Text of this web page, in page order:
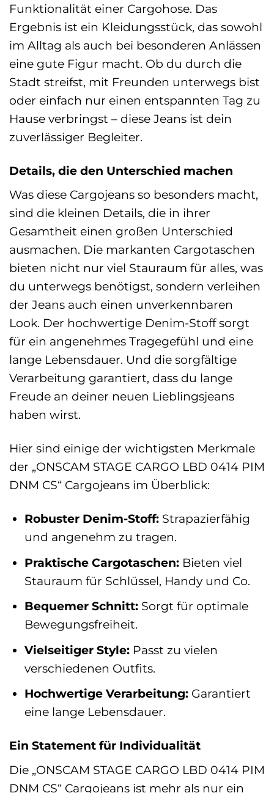
Funktionalität einer Cargohose. Das
Ergebnis ist ein Kleidungsstück, das sowohl
im Alltag als auch bei besonderen Anlässen
eine gute Figur macht. Ob du durch die
Stadt streifst, mit Freunden unterwegs bist
oder einfach nur einen entspannten Tag zu
Hause verbringst – diese Jeans ist dein
zuverlässiger Begleiter.
Details, die den Unterschied machen
Was diese Cargojeans so besonders macht,
sind die kleinen Details, die in ihrer
Gesamtheit einen großen Unterschied
ausmachen. Die markanten Cargotaschen
bieten nicht nur viel Stauraum für alles, was
du unterwegs benötigst, sondern verleihen
der Jeans auch einen unverkennbaren
Look. Der hochwertige Denim-Stoff sorgt
für ein angenehmes Tragegefühl und eine
lange Lebensdauer. Und die sorgfältige
Verarbeitung garantiert, dass du lange
Freude an deiner neuen Lieblingsjeans
haben wirst.
Hier sind einige der wichtigsten Merkmale
der „ONSCAM STAGE CARGO LBD 0414 PIM
DNM CS“ Cargojeans im Überblick:
Robuster Denim-Stoff:Strapazierfähig
und angenehm zu tragen.
Praktische Cargotaschen:Bieten viel
Stauraum für Schlüssel, Handy und Co.
Bequemer Schnitt:Sorgt für optimale
Bewegungsfreiheit.
Vielseitiger Style:Passt zu vielen
verschiedenen Outfits.
Hochwertige Verarbeitung:Garantiert
eine lange Lebensdauer.
Ein Statement für Individualität
Die „ONSCAM STAGE CARGO LBD 0414 PIM
DNM CS“ Cargojeans ist mehr als nur ein